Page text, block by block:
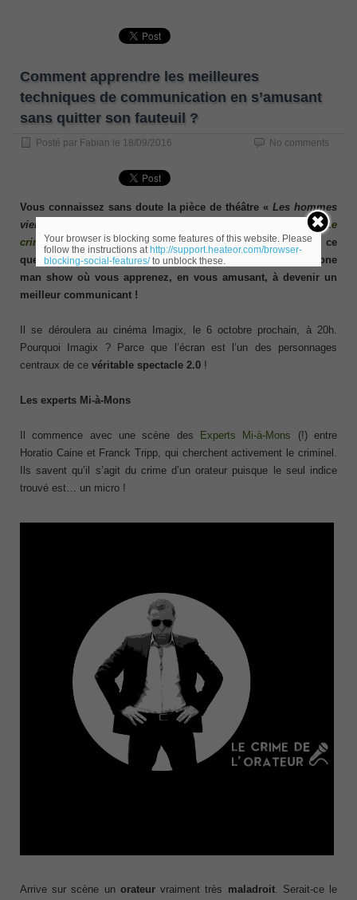
Comment apprendre les meilleures
techniques de communication en s’amusant
sans quitter son fauteuil ?
Posté par Fabian le 18/09/2016 No comments
Vous connaissez sans doute la pièce de théâtre «Les hommes
viennent de mars et les femmes de Vénus
» ? Le spectacle « Le
crime de l’orateur » est aux techniques de communication ce
que celui de Pascal Dewandre est au couple : un véritable one
man show où vous apprenez, en vous amusant, à devenir un
meilleur communicant !
Il se déroulera au cinéma Imagix, le 6 octobre prochain, à 20h.
Pourquoi Imagix ? Parce que l’écran est l’un des personnages
centraux de ce véritable spectacle 2.0 !
Les experts Mi-à-Mons
Il commence avec une scène des Experts Mi-à-Mons (!) entre
Horatio Caine et Franck Tripp, qui cherchent activement le criminel.
Ils savent qu’il s’agit du crime d’un orateur puisque le seul indice
trouvé est… un micro !
Arrive sur scène un orateurvraiment très maladroit. Serait-ce le
Your browser is blocking some features of this website. Please
follow the instructions at http://support.heateor.com/browser-
blocking-social-features/to unblock these.